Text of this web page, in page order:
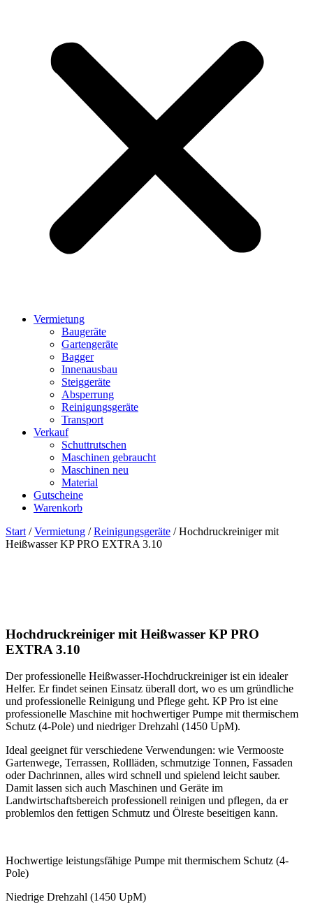
Vermietung
Baugeräte
Gartengeräte
Bagger
Innenausbau
Steiggeräte
Absperrung
Reinigungsgeräte
Transport
Verkauf
Schuttrutschen
Maschinen gebraucht
Maschinen neu
Material
Gutscheine
Warenkorb
Start /Vermietung /Reinigungsgeräte / Hochdruckreiniger mit
Heißwasser KP PRO EXTRA 3.10
Hochdruckreiniger mit Heißwasser KP PRO
EXTRA 3.10
Der professionelle Heißwasser-Hochdruckreiniger ist ein idealer
Helfer. Er findet seinen Einsatz überall dort, wo es um gründliche
und professionelle Reinigung und Pflege geht. KP Pro ist eine
professionelle Maschine mit hochwertiger Pumpe mit thermischem
Schutz (4-Pole) und niedriger Drehzahl (1450 UpM).
Ideal geeignet für verschiedene Verwendungen: wie Vermooste
Gartenwege, Terrassen, Rollläden, schmutzige Tonnen, Fassaden
oder Dachrinnen, alles wird schnell und spielend leicht sauber.
Damit lassen sich auch Maschinen und Geräte im
Landwirtschaftsbereich professionell reinigen und pflegen, da er
problemlos den fettigen Schmutz und Ölreste beseitigen kann.
Hochwertige leistungsfähige Pumpe mit thermischem Schutz (4-
Pole)
Niedrige Drehzahl (1450 UpM)